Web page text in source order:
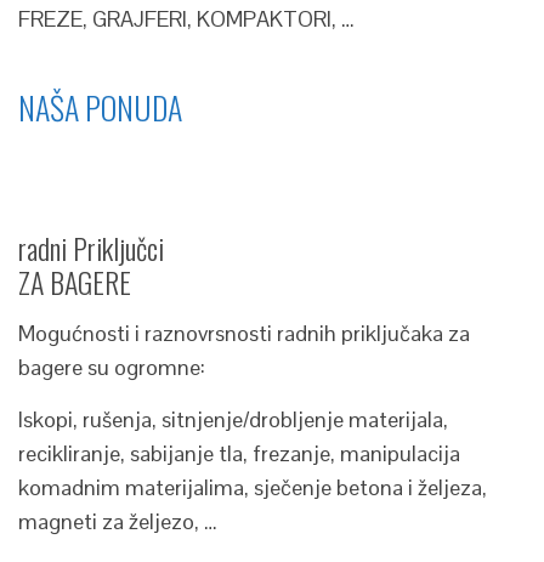
FREZE, GRAJFERI, KOMPAKTORI, …
NAŠA PONUDA
radni Priključci
ZA BAGERE
Mogućnosti i raznovrsnosti radnih priključaka za
bagere su ogromne:
Iskopi, rušenja, sitnjenje/drobljenje materijala,
recikliranje, sabijanje tla, frezanje, manipulacija
komadnim materijalima, sječenje betona i željeza,
magneti za željezo, …